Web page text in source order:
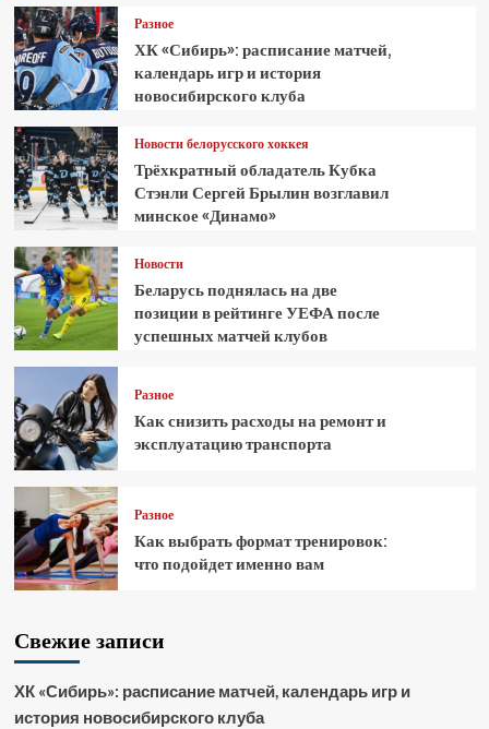
Разное
ХК «Сибирь»: расписание матчей,
календарь игр и история
новосибирского клуба
Новости белорусского хоккея
Трёхкратный обладатель Кубка
Стэнли Сергей Брылин возглавил
минское «Динамо»
Новости
Беларусь поднялась на две
позиции в рейтинге УЕФА после
успешных матчей клубов
Разное
Как снизить расходы на ремонт и
эксплуатацию транспорта
Разное
Как выбрать формат тренировок:
что подойдет именно вам
Свежие записи
ХК «Сибирь»: расписание матчей, календарь игр и
история новосибирского клуба